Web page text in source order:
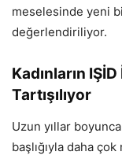
meselesinde yeni
değerlendiriliyor.
Kadınların
Tartışılıyor
Uzun yıllar
başlığıyla daha